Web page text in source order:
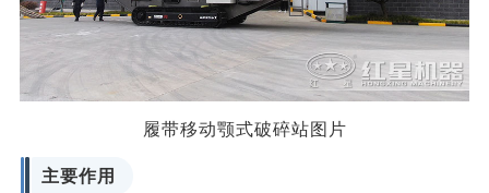
履带移动颚式破碎站图片
主要作用